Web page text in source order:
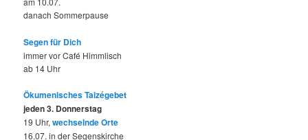
danach Sommerpause
Segen für Dich
immer vor Café Himmlisch
ab 14 Uhr
Ökumenisches Taizégebet
jeden 3. Donnerstag
19 Uhr,wechselnde Orte
16.07. in der Segenskirche